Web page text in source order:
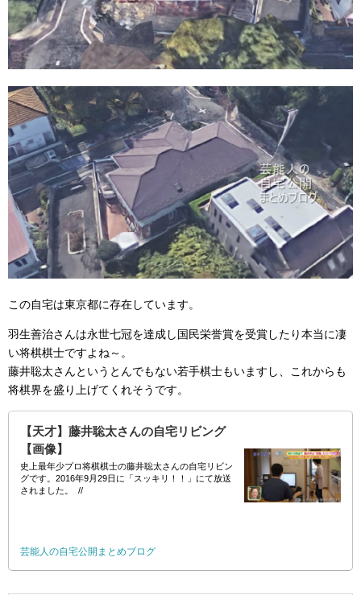
この自宅は東京都に存在しています。
羽生善治さんは永世七冠を達成し国民栄誉賞を受賞したり本当に凄
い将棋棋士ですよね～。
藤井聡太さんというとんでもない若手棋士もいますし、これからも
将棋界を盛り上げてくれそうです。
【天才】藤井聡太さんの自宅リビング
【画像】
史上最年少プロ将棋棋士の藤井聡太さんの自宅リビン
グです。2016年9月29日に「スッキリ！！」にて放送
されました。 //
芸能人の自宅公開まとめブログ